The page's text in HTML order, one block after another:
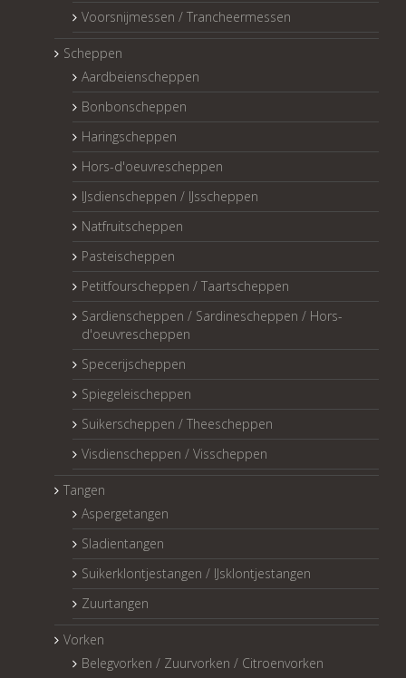
Voorsnijmessen / Trancheermessen
Scheppen
Aardbeienscheppen
Bonbonscheppen
Haringscheppen
Hors-d'oeuvrescheppen
IJsdienscheppen / IJsscheppen
Natfruitscheppen
Pasteischeppen
Petitfourscheppen / Taartscheppen
Sardienscheppen / Sardinescheppen / Hors-
d'oeuvrescheppen
Specerijscheppen
Spiegeleischeppen
Suikerscheppen / Theescheppen
Visdienscheppen / Visscheppen
Tangen
Aspergetangen
Sladientangen
Suikerklontjestangen / IJsklontjestangen
Zuurtangen
Vorken
Belegvorken / Zuurvorken / Citroenvorken